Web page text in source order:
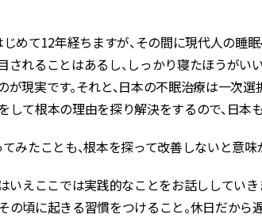
めて12年経ちますが、その間に現代人の睡
れることはあるし、しっかり寝たほうがい
現実です。それと、日本の不眠治療は一次選
て根本の理由を探り解決をするので、日本
みたことも、根本を探って改善しないと意
いえここでは実践的なことをお話ししてい
の頃に起きる習慣をつけること。休日だから